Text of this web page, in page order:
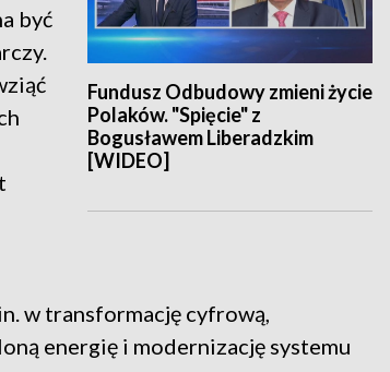
Fundusz Odbudowy zmieni życie
Polaków. "Spięcie" z
Bogusławem Liberadzkim
[WIDEO]
być
w transformację cyfrową,
energię i modernizację systemu